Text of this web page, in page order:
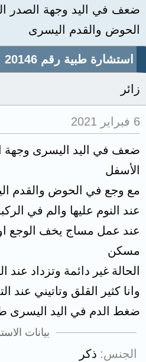
ضعف في اليد وجهة الصدر
الحوض والقدم اليسرى
استشارة طبية رقم 20146
زائر
6 فبراير 2021
ضعف في اليد اليسرى وجهة
الأسفل
مع وجع في الحوض والقدم
عند النوم عليها والم في
عند عمل مساج يخف الوجع
مسكن
الحالة غير دائمة وتزداد عند
وانا كثير القلق وتاتيني عند
ضغط الدم في اليد اليسرى
بيانات
الجنس ذكر